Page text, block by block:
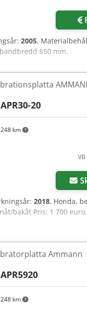
2005,
650 mm.
km
APR30-20
2018, Honda,
bakåt Pris: 1 700
km
Ammann
APR5920